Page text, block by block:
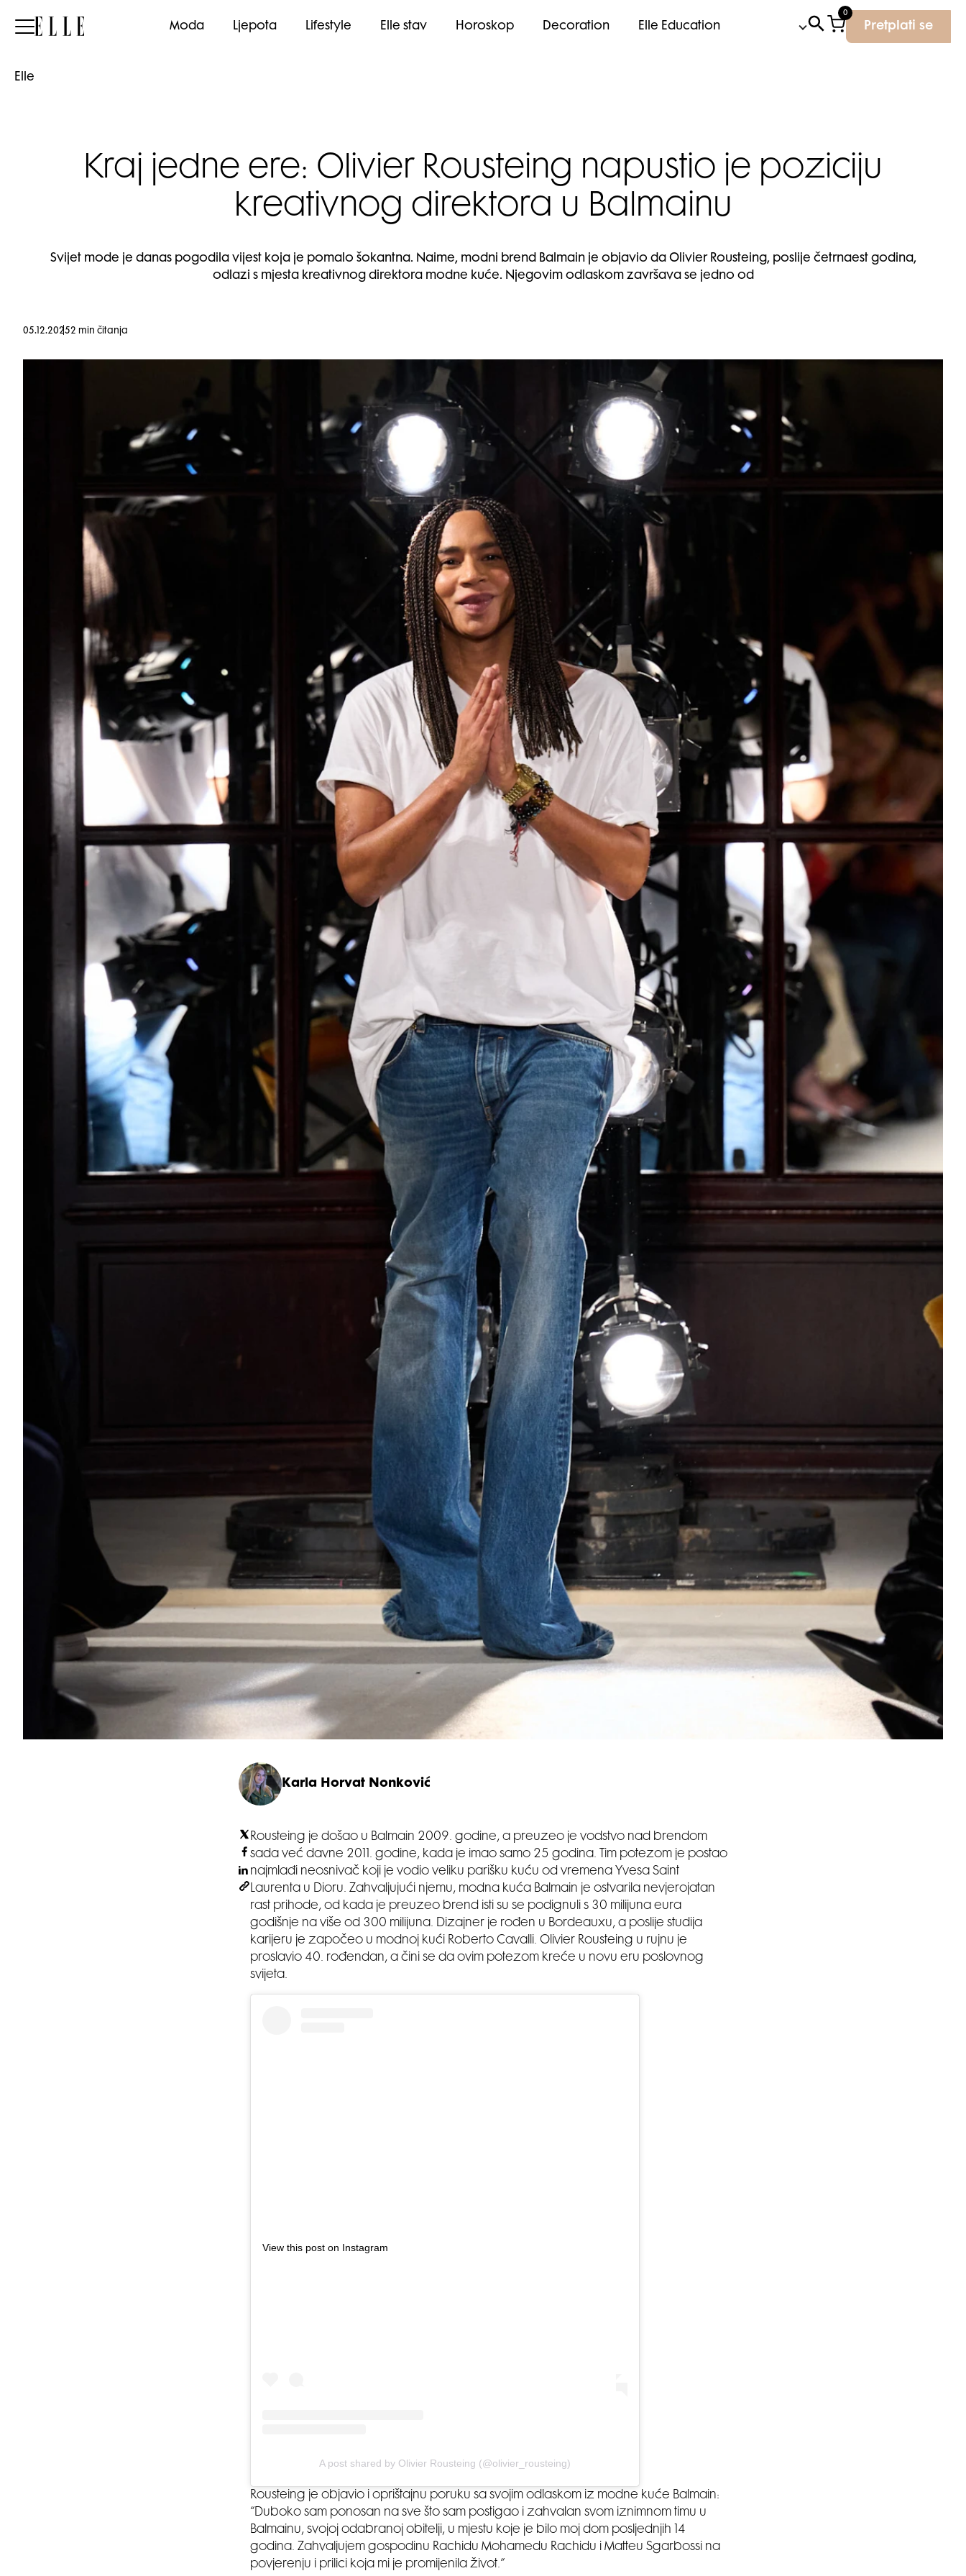
Elle Moda Ljepota Lifestyle Elle stav Horoskop Decoration Elle Education
0
Pretplati se
Elle
Kraj jedne ere: Olivier Rousteing napustio je poziciju
kreativnog direktora u Balmainu
Svijet mode je danas pogodila vijest koja je pomalo šokantna. Naime, modni brend Balmain je objavio da Olivier Rousteing, poslije četrnaest godina,
odlazi s mjesta kreativnog direktora modne kuće. Njegovim odlaskom završava se jedno od
05.12.20252 min čitanja
Karla Horvat Nonković
Rousteing je došao u Balmain 2009. godine, a preuzeo je vodstvo nad brendom
sada već davne 2011. godine, kada je imao samo 25 godina. Tim potezom je postao
najmlađi neosnivač koji je vodio veliku parišku kuću od vremena Yvesa Saint
Laurenta u Dioru. Zahvaljujući njemu, modna kuća Balmain je ostvarila nevjerojatan
rast prihode, od kada je preuzeo brend isti su se podignuli s 30 milijuna eura
godišnje na više od 300 milijuna. Dizajner je rođen u Bordeauxu, a poslije studija
karijeru je započeo u modnoj kući Roberto Cavalli. Olivier Rousteing u rujnu je
proslavio 40. rođendan, a čini se da ovim potezom kreće u novu eru poslovnog
svijeta.
View this post on Instagram
A post shared by Olivier Rousteing (@olivier_rousteing)
Rousteing je objavio i oprištajnu poruku sa svojim odlaskom iz modne kuće Balmain:
“Duboko sam ponosan na sve što sam postigao i zahvalan svom iznimnom timu u
Balmainu, svojoj odabranoj obitelji, u mjestu koje je bilo moj dom posljednjih 14
godina. Zahvaljujem gospodinu Rachidu Mohamedu Rachidu i Matteu Sgarbossi na
povjerenju i prilici koja mi je promijenila život.”